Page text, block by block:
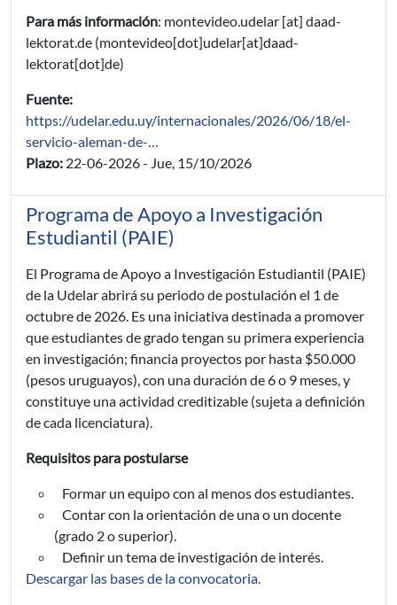
Para más información: montevideo.udelar [at] daad-
lektorat.de (montevideo[dot]udelar[at]daad-
lektorat[dot]de)
Fuente:
https://udelar.edu.uy/internacionales/2026/06/18/el-
servicio-aleman-de-…
Plazo: 22-06-2026- Jue, 15/10/2026
Programa de Apoyo a Investigación
Estudiantil (PAIE)
El Programa de Apoyo a Investigación Estudiantil (PAIE)
de la Udelar abrirá su periodo de postulación el 1 de
octubre de 2026. Es una iniciativa destinada a promover
que estudiantes de grado tengan su primera experiencia
en investigación; financia proyectos por hasta $50.000
(pesos uruguayos), con una duración de 6 o 9 meses, y
constituye una actividad creditizable (sujeta a definición
de cada licenciatura).
Requisitos para postularse
Formar un equipo con al menos dos estudiantes.
Contar con la orientación de una o un docente
(grado 2 o superior).
Definir un tema de investigación de interés.
Descargar las bases de la convocatoria.